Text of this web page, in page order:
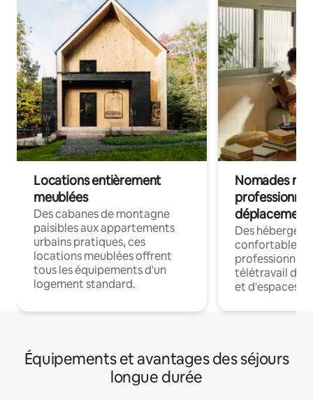
Locations entièrement
meublées
Des cabanes de montagne
paisibles aux appartements
urbains pratiques, ces
locations meublées offrent
tous les équipements d'un
logement standard.
Nomades
déplacement
Des
confortables
professionnels
télétravail
et d'espaces
Équipements et avantages des séjours
longue durée